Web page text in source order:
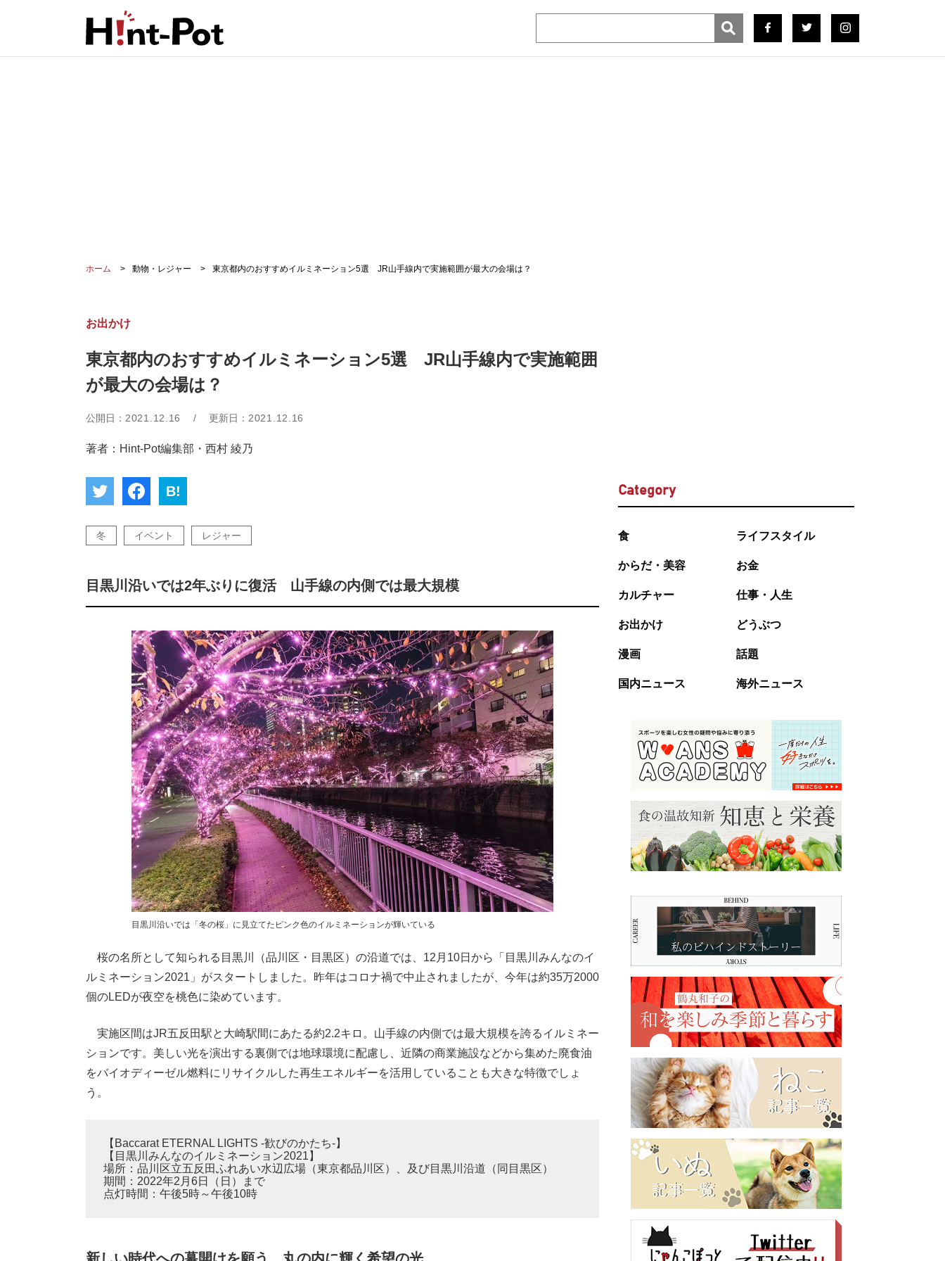
ホーム 動物・レジャー 東京都内のおすすめイルミネーション5選 JR山手線内で実施範囲が最大の会場は？
お出かけ
東京都内のおすすめイルミネーション5選 JR山手線内で実施範囲
が最大の会場は？
公開日： 2021.12.16 / 更新日： 2021.12.16
著者：Hint-Pot編集部・西村 綾乃
B!
冬 イベント レジャー
目黒川沿いでは2年ぶりに復活 山手線の内側では最大規模
目黒川沿いでは「冬の桜」に見立てたピンク色のイルミネーションが輝いている
桜の名所として知られる目黒川（品川区・目黒区）の沿道では、12月10日から「目黒川みんなのイ
ルミネーション2021」がスタートしました。昨年はコロナ禍で中止されましたが、今年は約35万2000
個のLEDが夜空を桃色に染めています。
実施区間はJR五反田駅と大崎駅間にあたる約2.2キロ。山手線の内側では最大規模を誇るイルミネー
ションです。美しい光を演出する裏側では地球環境に配慮し、近隣の商業施設などから集めた廃食油
をバイオディーゼル燃料にリサイクルした再生エネルギーを活用していることも大きな特徴でしょ
う。
【Baccarat ETERNAL LIGHTS -歓びのかたち-】
【目黒川みんなのイルミネーション2021】
場所：品川区立五反田ふれあい水辺広場（東京都品川区）、及び目黒川沿道（同目黒区）
期間：2022年2月6日（日）まで
点灯時間：午後5時～午後10時
Category
食 ライフスタイル
からだ・美容 お金
カルチャー 仕事・人生
お出かけ どうぶつ
漫画 話題
国内ニュース 海外ニュース